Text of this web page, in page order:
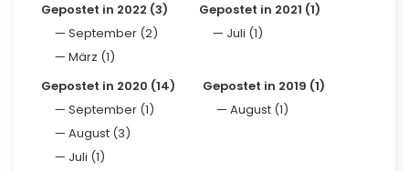
Gepostet in 2022 (3)
September (2)
März (1)
Gepostet in 2021 (1)
Juli (1)
Gepostet in 2020 (14)
September (1)
August (3)
Juli (1)
Gepostet in 2019 (1)
August (1)